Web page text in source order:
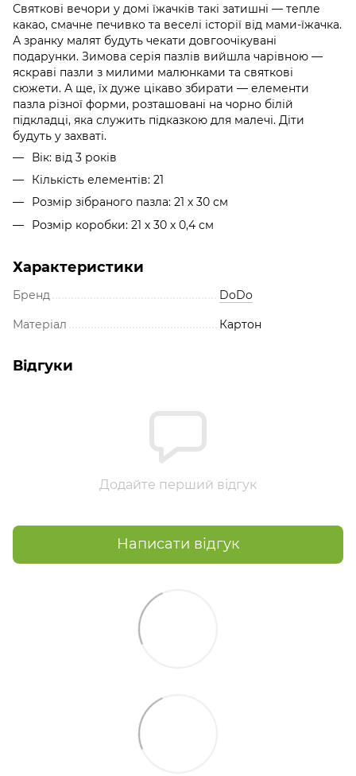
Святкові вечори у домі їжачків такі затишні — тепле
какао, смачне печивко та веселі історії від мами-їжачка.
А зранку малят будуть чекати довгоочікувані
подарунки. Зимова серія пазлів вийшла чарівною —
яскраві пазли з милими малюнками та святкові
сюжети. А ще, їх дуже цікаво збирати — елементи
пазла різної форми, розташовані на чорно білій
підкладці, яка служить підказкою для малечі. Діти
будуть у захваті.
Вік: від 3 років
Кількість елементів: 21
Розмір зібраного пазла: 21 х 30 см
Розмір коробки: 21 х 30 х 0,4 см
Характеристики
Бренд DoDo
Матеріал Картон
Відгуки
Додайте перший відгук
Написати відгук